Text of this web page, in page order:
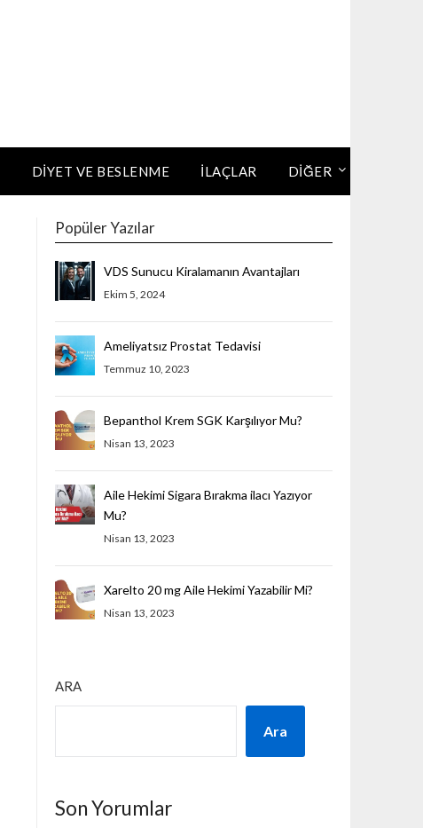
DIYET VE BESLENME İLAÇLAR DİĞER
Popüler Yazılar
VDS Sunucu Kiralamanın Avantajları
Ekim 5, 2024
Ameliyatsız Prostat Tedavisi
Temmuz 10, 2023
Bepanthol Krem SGK Karşılıyor Mu?
Nisan 13, 2023
Aile Hekimi Sigara Bırakma ilacı Yazıyor
Mu?
Nisan 13, 2023
Xarelto 20 mg Aile Hekimi Yazabilir Mi?
Nisan 13, 2023
ARA
Ara
Son Yorumlar